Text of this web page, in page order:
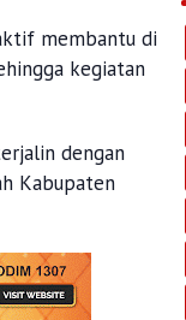
membantu di
kegiatan
dengan
Kabupaten